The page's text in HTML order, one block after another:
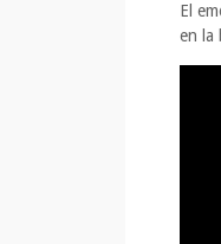
El
en la